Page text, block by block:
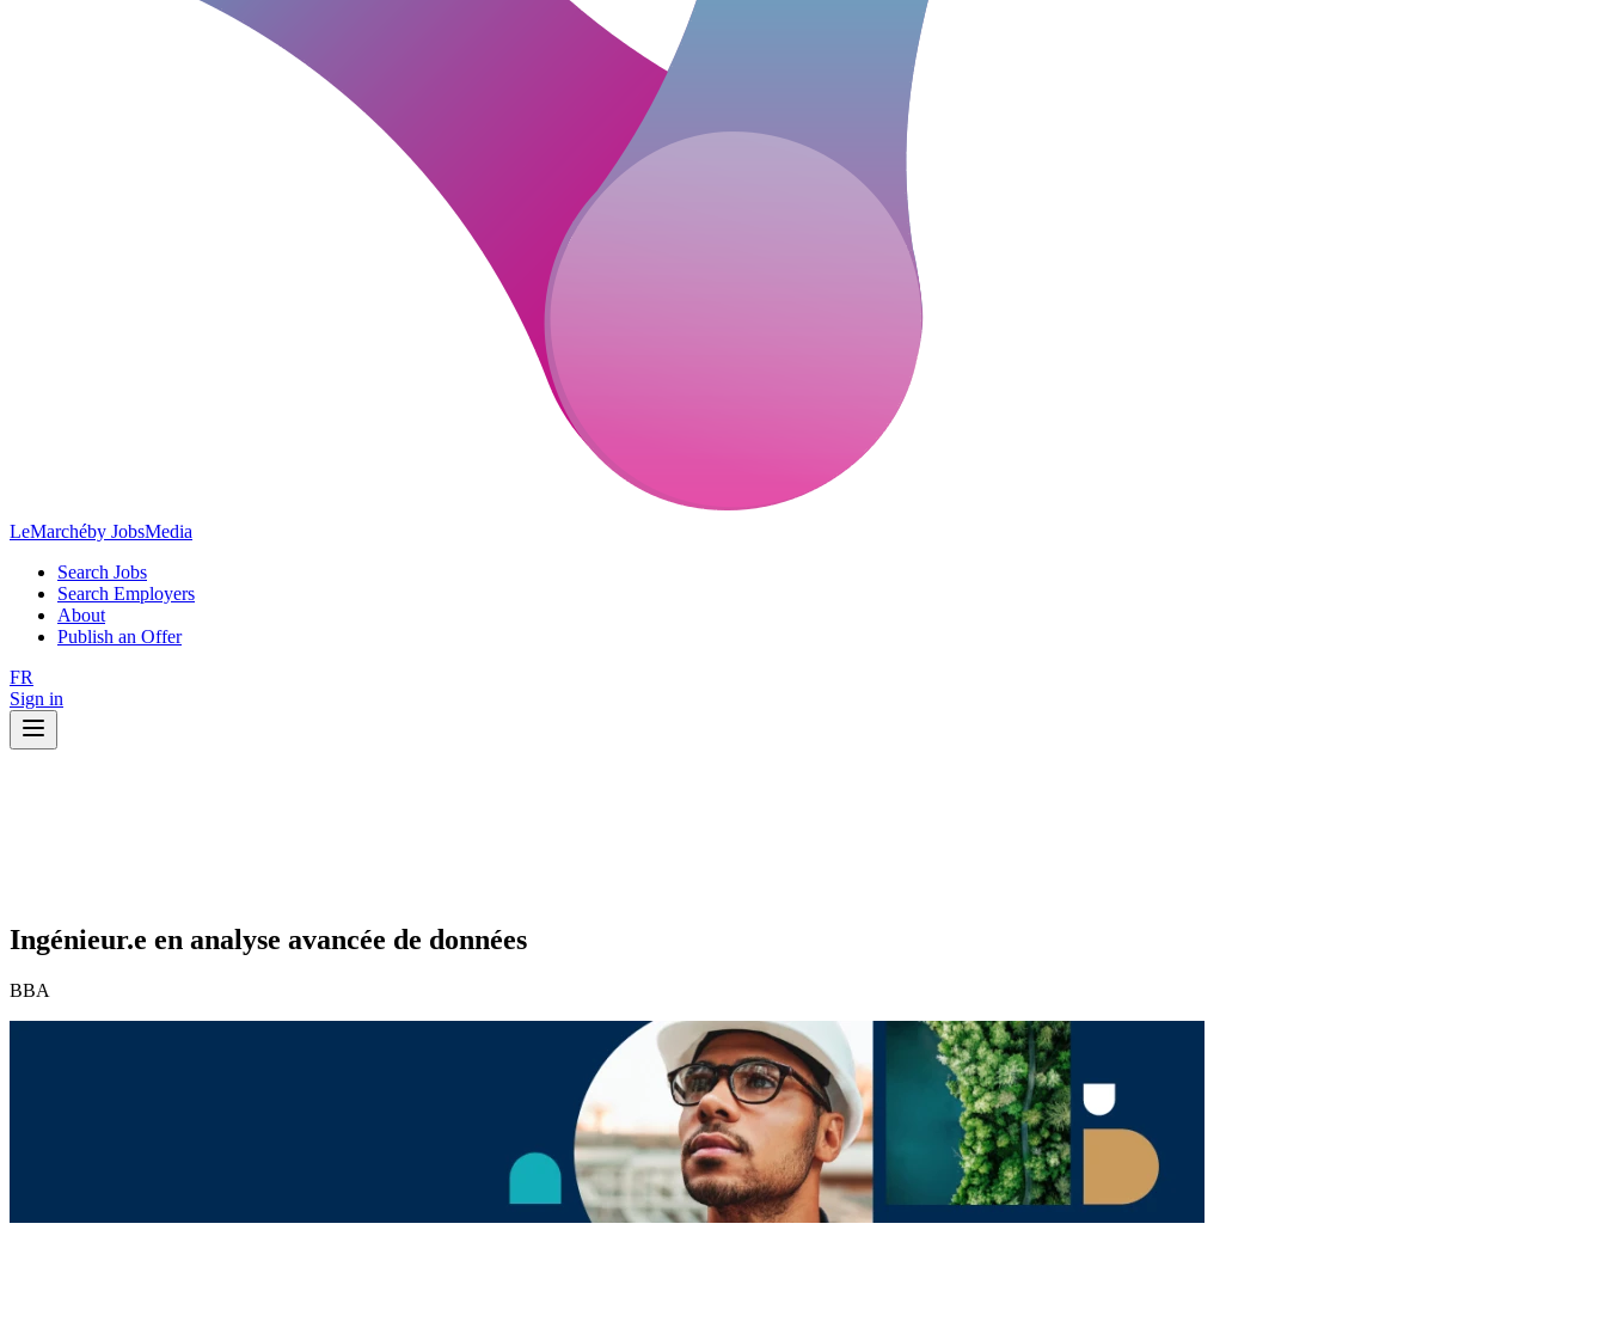
LeMarchéby JobsMedia
Search Jobs
Search Employers
About
Publish an Offer
FR
Sign in
Ingénieur.e en analyse avancée de données
BBA